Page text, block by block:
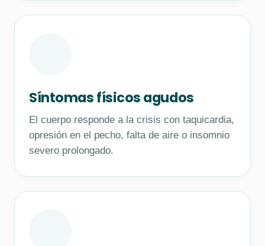
Síntomas físicos agudos
El cuerpo responde a la crisis con taquicardia,
opresión en el pecho, falta de aire o insomnio
severo prolongado.